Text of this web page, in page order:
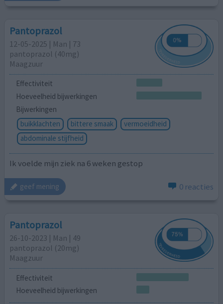
Pantoprazol
12-05-2025 | Man | 73
pantoprazol (40mg)
Maagzuur
Effectiviteit
Hoeveelheid bijwerkingen
Bijwerkingen
buikklachten
bittere smaak
vermoeidheid
abdominale stijfheid
Ik voelde mijn ziek na 6 weken gestop
geef mening 0 reacties
Pantoprazol
26-10-2023 | Man | 49
pantoprazol (20mg)
Maagzuur
Effectiviteit
Hoeveelheid bijwerkingen